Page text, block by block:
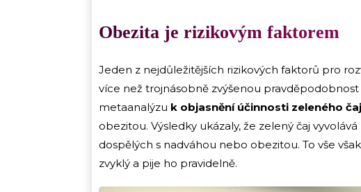
Obezita je rizikovým faktorem
Jeden z nejdůležitějších rizikových faktorů pro
více než trojnásobně zvýšenou
metaanalýzu k objasnění účinnosti zeleného
obezitou. Výsledky ukázaly, že zelený čaj
dospělých s nadváhou nebo obezitou. To vše
zvyklý a pije ho pravidelně.